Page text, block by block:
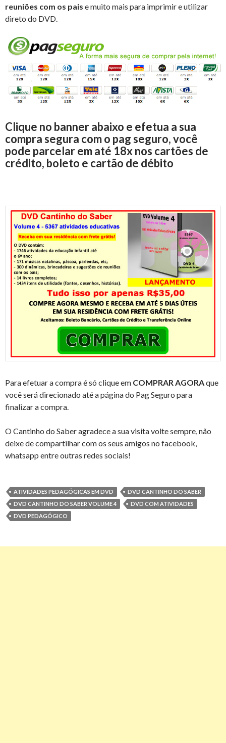
reuniões com os pais e muito mais para imprimir e utilizar
direto do DVD.
Clique no banner abaixo e efetua a sua
compra segura com o pag seguro, você
pode parcelar em até 18x nos cartões de
crédito, boleto e cartão de débito
Para efetuar a compra é só clique em COMPRAR AGORAque
você será direcionado até a página do Pag Seguro para
finalizar a compra.
O Cantinho do Saber agradece a sua visita volte sempre, não
deixe de compartilhar com os seus amigos no facebook,
whatsapp entre outras redes sociais!
ATIVIDADES PEDAGÓGICAS EM DVD
DVD CANTINHO DO SABER
DVD CANTINHO DO SABER VOLUME 4
DVD COM ATIVIDADES
DVD PEDAGÓGICO